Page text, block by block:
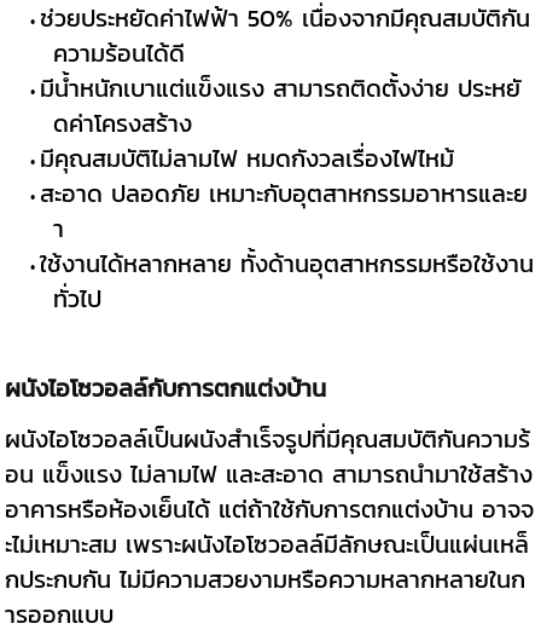
ช่วยประหยัดค่าไฟฟ้า 50% เนื่องจากมีคุณสมบัติกัน
ความร้อนได้ดี
มีน้ำหนักเบาแต่แข็งแรง สามารถติดตั้งง่าย ประหยั
ดค่าโครงสร้าง
มีคุณสมบัติไม่ลามไฟ หมดกังวลเรื่องไฟไหม้
สะอาด ปลอดภัย เหมาะกับอุตสาหกรรมอาหารและย
า
ใช้งานได้หลากหลาย ทั้งด้านอุตสาหกรรมหรือใช้งาน
ทั่วไป
ผนังไอโซวอลล์กับการตกแต่งบ้าน
ผนังไอโซวอลล์เป็นผนังสำเร็จรูปที่มีคุณสมบัติกันความร้
อน แข็งแรง ไม่ลามไฟ และสะอาด สามารถนำมาใช้สร้าง
อาคารหรือห้องเย็นได้ แต่ถ้าใช้กับการตกแต่งบ้าน อาจจ
ะไม่เหมาะสม เพราะผนังไอโซวอลล์มีลักษณะเป็นแผ่นเหล็
กประกบกัน ไม่มีความสวยงามหรือความหลากหลายในก
ารออกแบบ